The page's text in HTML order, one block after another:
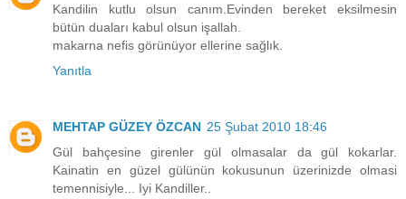
Kandilin kutlu olsun canım.Evinden bereket eksilmesin
bütün duaları kabul olsun işallah.
makarna nefis görünüyor ellerine sağlık.
Yanıtla
MEHTAP GÜZEY ÖZCAN 25 Şubat 2010 18:46
Gül bahçesine girenler gül olmasalar da gül kokarlar.
Kainatin en güzel gülünün kokusunun üzerinizde olmasi
temennisiyle... Iyi Kandiller..